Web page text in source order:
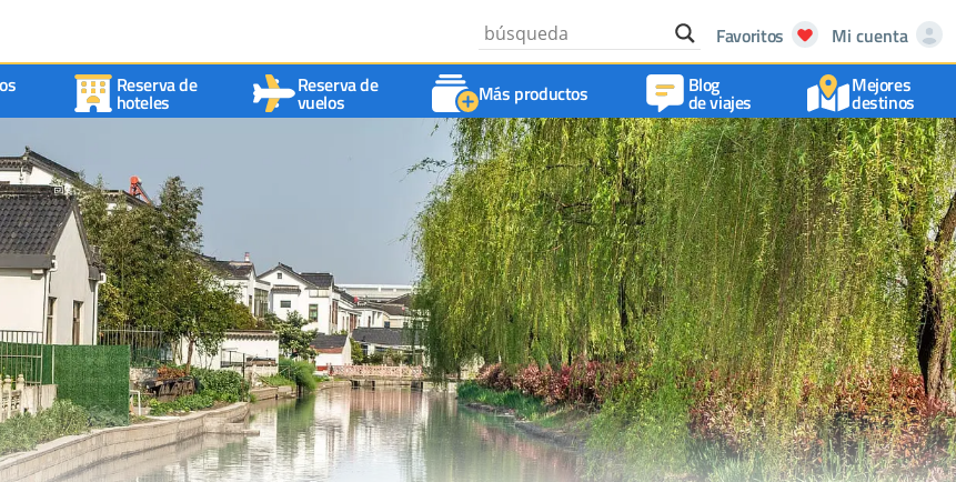
Favoritos
Mi cuenta
Reserva de
hoteles
Reserva de
vuelos Más productos Blog
de viajes
Mejores
destinos